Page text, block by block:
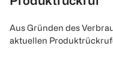
Aus Gründen des
aktuellen